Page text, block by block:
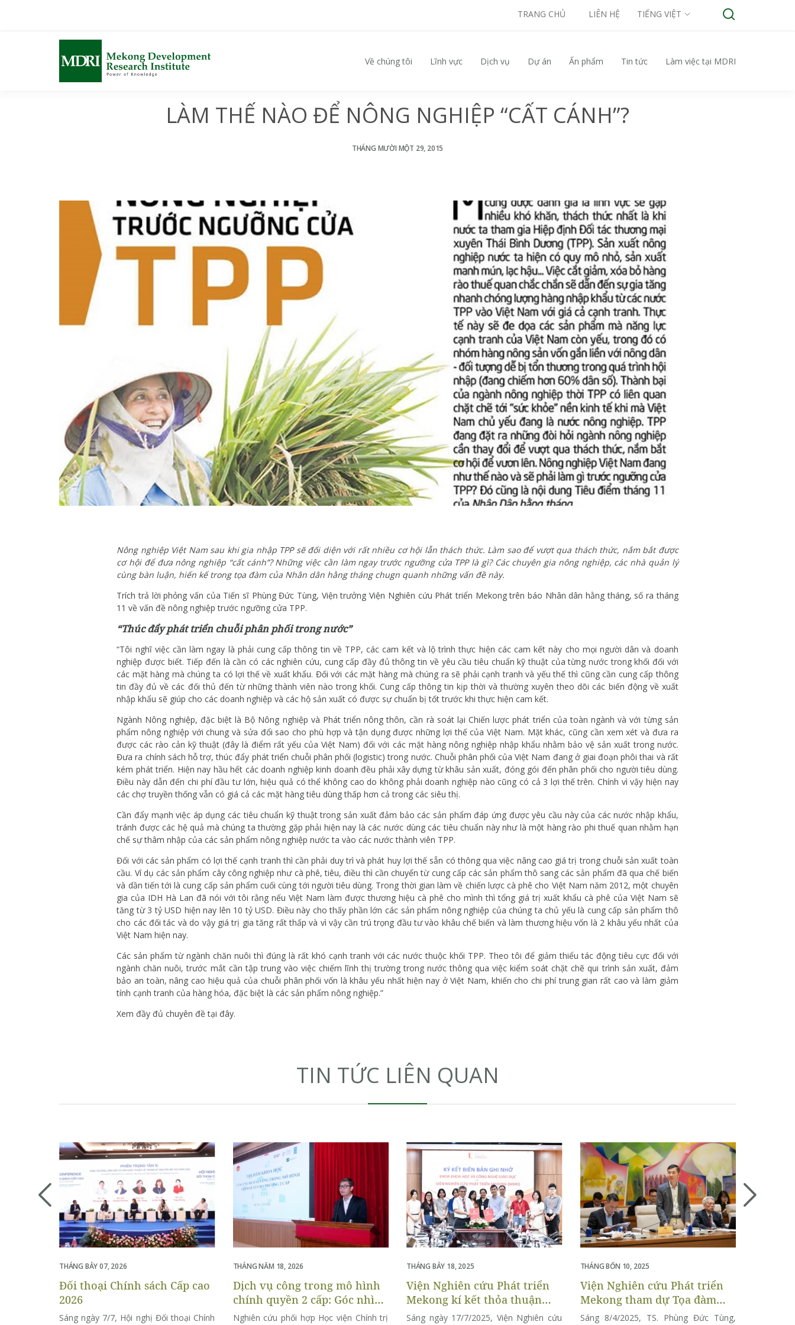
TRANG CHỦ LIÊN HỆ TIẾNG VIỆT
Về chúng tôi Lĩnh vực Dịch vụ Dự án Ấn phẩm Tin tức Làm việc tại MDRI
LÀM THẾ NÀO ĐỂ NÔNG NGHIỆP “CẤT CÁNH”?
THÁNG MƯỜI MỘT 29, 2015
Nông nghiệp Việt Nam sau khi gia nhập TPP sẽ đối diện với rất nhiều cơ hội lẫn thách thức. Làm sao để vượt qua thách thức, nắm bắt được
cơ hội để đưa nông nghiệp “cất cánh”? Những việc cần làm ngay trước ngưỡng cửa TPP là gì? Các chuyên gia nông nghiệp, các nhà quản lý
cùng bàn luận, hiến kế trong tọa đàm của Nhân dân hằng tháng chugn quanh những vấn đề này.
Trích trả lời phỏng vấn của Tiến sĩ Phùng Đức Tùng, Viện trưởng Viện Nghiên cứu Phát triển Mekong trên báo Nhân dân hằng tháng, số ra tháng
11 về vấn đề nông nghiệp trước ngưỡng cửa TPP.
“Thúc đẩy phát triển chuỗi phân phối trong nước”
“Tôi nghĩ việc cần làm ngay là phải cung cấp thông tin về TPP, các cam kết và lộ trình thực hiện các cam kết này cho mọi người dân và doanh
nghiệp được biết. Tiếp đến là cần có các nghiên cứu, cung cấp đầy đủ thông tin về yêu cầu tiêu chuẩn kỹ thuật của từng nước trong khối đối với
các mặt hàng mà chúng ta có lợi thế về xuất khẩu. Đối với các mặt hàng mà chúng ra sẽ phải cạnh tranh và yếu thế thì cũng cần cung cấp thông
tin đầy đủ về các đối thủ đến từ những thành viên nào trong khối. Cung cấp thông tin kịp thời và thường xuyên theo dõi các biến động về xuất
nhập khẩu sẽ giúp cho các doanh nghiệp và các hộ sản xuất có được sự chuẩn bị tốt trước khi thực hiện cam kết.
Ngành Nông nghiệp, đặc biệt là Bộ Nông nghiệp và Phát triển nông thôn, cần rà soát lại Chiến lược phát triển của toàn ngành và với từng sản
phẩm nông nghiệp với chung và sửa đổi sao cho phù hợp và tận dụng được những lợi thế của Việt Nam. Mặt khác, cũng cần xem xét và đưa ra
được các rào cản kỹ thuật (đây là điểm rất yếu của Việt Nam) đối với các mặt hàng nông nghiệp nhập khẩu nhằm bảo vệ sản xuất trong nước.
Đưa ra chính sách hỗ trợ, thúc đẩy phát triển chuỗi phân phối (logistic) trong nước. Chuỗi phân phối của Việt Nam đang ở giai đoạn phôi thai và rất
kém phát triển. Hiện nay hầu hết các doanh nghiệp kinh doanh đều phải xây dựng từ khâu sản xuất, đóng gói đến phân phối cho người tiêu dùng.
Điều này dẫn đến chi phí đầu tư lớn, hiệu quả có thể không cao do không phải doanh nghiệp nào cũng có cả 3 lợi thế trên. Chính vì vậy hiện nay
các chợ truyền thống vẫn có giá cả các mặt hàng tiêu dùng thấp hơn cả trong các siêu thị.
Cần đẩy mạnh việc áp dụng các tiêu chuẩn kỹ thuật trong sản xuất đảm bảo các sản phẩm đáp ứng được yêu cầu này của các nước nhập khẩu,
tránh được các hệ quả mà chúng ta thường gặp phải hiện nay là các nước dùng các tiêu chuẩn này như là một hàng rào phi thuế quan nhằm hạn
chế sự thâm nhập của các sản phẩm nông nghiệp nước ta vào các nước thành viên TPP.
Đối với các sản phẩm có lợi thế cạnh tranh thì cần phải duy trì và phát huy lợi thế sẵn có thông qua việc nâng cao giá trị trong chuỗi sản xuất toàn
cầu. Ví dụ các sản phẩm cây công nghiệp như cà phê, tiêu, điều thì cần chuyển từ cung cấp các sản phẩm thô sang các sản phẩm đã qua chế biến
và dần tiến tới là cung cấp sản phẩm cuối cùng tới người tiêu dùng. Trong thời gian làm về chiến lược cà phê cho Việt Nam năm 2012, một chuyên
gia của IDH Hà Lan đã nói với tôi rằng nếu Việt Nam làm được thương hiệu cà phê cho mình thì tổng giá trị xuất khẩu cà phê của Việt Nam sẽ
tăng từ 3 tỷ USD hiện nay lên 10 tỷ USD. Điều này cho thấy phần lớn các sản phẩm nông nghiệp của chúng ta chủ yếu là cung cấp sản phẩm thô
cho các đối tác và do vậy giá trị gia tăng rất thấp và vì vậy cần trú trọng đầu tư vào khâu chế biến và làm thương hiệu vốn là 2 khâu yếu nhất của
Việt Nam hiện nay.
Các sản phẩm từ ngành chăn nuôi thì đúng là rất khó cạnh tranh với các nước thuộc khối TPP. Theo tôi để giảm thiểu tác động tiêu cực đối với
ngành chăn nuôi, trước mắt cần tập trung vào việc chiếm lĩnh thị trường trong nước thông qua việc kiểm soát chặt chẽ qui trình sản xuất, đảm
bảo an toàn, nâng cao hiệu quả của chuỗi phân phối vốn là khâu yếu nhất hiện nay ở Việt Nam, khiến cho chi phí trung gian rất cao và làm giảm
tính cạnh tranh của hàng hóa, đặc biệt là các sản phẩm nông nghiệp.”
Xem đầy đủ chuyên đề tại đây.
TIN TỨC LIÊN QUAN
THÁNG BẢY 07, 2026
Đối thoại Chính sách Cấp cao
2026
Sáng ngày 7/7, Hội nghị Đối thoại Chính
THÁNG NĂM 18, 2026
Dịch vụ công trong mô hình
chính quyền 2 cấp: Góc nhìn
từ 4.932 người dân
Nghiên cứu phối hợp Học viện Chính trị
THÁNG BẢY 18, 2025
Viện Nghiên cứu Phát triển
Mekong kí kết thỏa thuận
hợp tác với Khoa Khoa học và
Sáng ngày 17/7/2025, Viện Nghiên cứu
THÁNG BỐN 10, 2025
Viện Nghiên cứu Phát triển
Mekong tham dự Tọa đàm
trao đổi ý kiến chuyên gia về
Sáng 8/4/2025, TS. Phùng Đức Tùng,
Chào